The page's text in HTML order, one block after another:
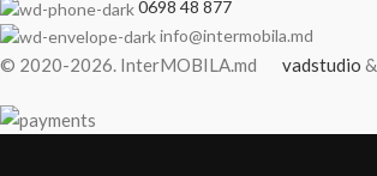
0698 48 877
info@intermobila.md
© 2020-2026. InterMOBILA.md vadstudio &